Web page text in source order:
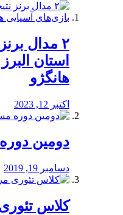
استان
هانگژو
اکتبر 12, 2023
دومین
دسامبر 19, 2019
کلاس تئوری